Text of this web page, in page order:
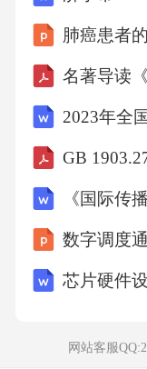
D、关系运算符
【答案】：B
解析：引用运
考点
计算机信息技8
肺癌患者
2023年全
《国际传
数字调度
芯片硬件
网站客服